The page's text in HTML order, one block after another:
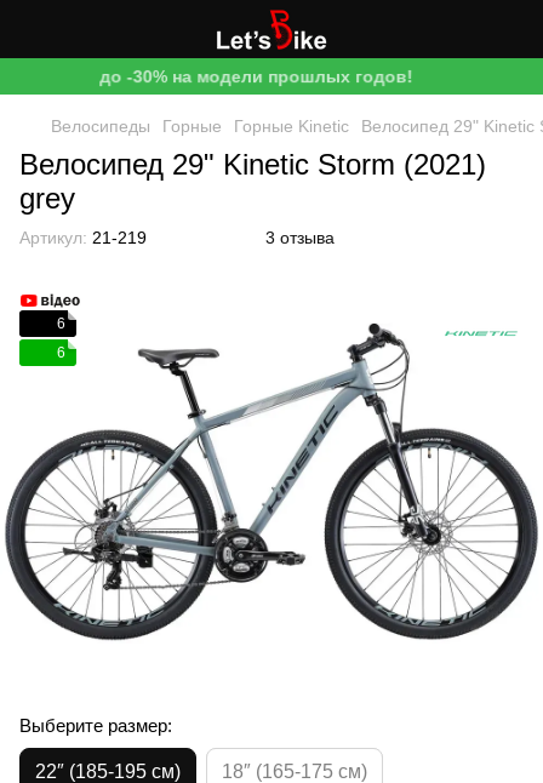
до -30% на модели прошлых годов!
Велосипеды Горные Горные Kinetic Велосипед 29" Kinetic
Велосипед 29" Kinetic Storm (2021)
grey
Артикул: 21-219 3 отзыва
6
6
Выберите размер:
22″ (185-195 см) 18″ (165-175 см)